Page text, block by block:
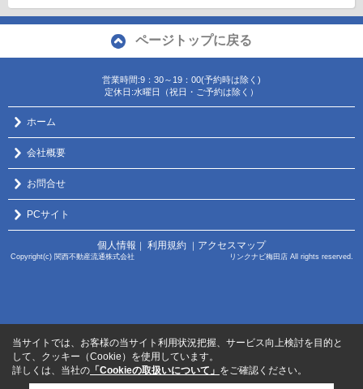
ページトップに戻る
営業時間:9：30～19：00(予約時は除く)
定休日:水曜日（祝日・ご予約は除く）
ホーム
会社概要
お問合せ
PCサイト
個人情報 ｜ 利用規約 ｜ アクセスマップ
Copyright(c) 関西不動産流通株式会社 リンクナビ梅田店 All rights reserved.
当サイトでは、お客様の当サイト利用状況把握、サービス向上検討を目的と
して、クッキー（Cookie）を使用しています。
詳しくは、当社の 「Cookieの取扱いについて」 をご確認ください。